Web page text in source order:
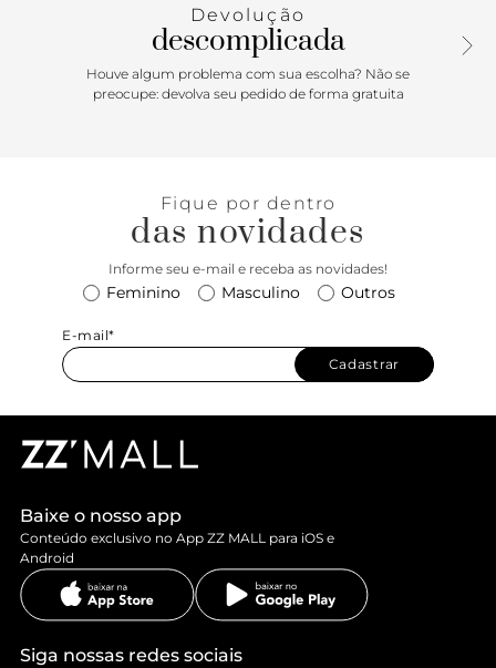
parte interna, apresenta fecho em tampo com ímã, estilo
envelope. Traz etiqueta emborrachada com assinatura
“descomplica” Anacapri, aplicada na parte interna. O
modelo traz nova assinatura exclusiva centralizada na capa
um toque de atitude no visual. Elegante e compacta, é
perfeita para te acompanhar na rotina e compor produções
para a temporada de inverno Anacapri em tons neutros. Se
joga nessa trend, miga! <3
Devolução
descomplicada
Houve algum problema com sua escolha? Não se
preocupe: devolva seu pedido de forma gratuita
Fique por dentro
das novidades
Informe seu e-mail e receba as novidades!
Feminino Masculino Outros
E-mail*
Cadastrar
Baixe o nosso app
Conteúdo exclusivo no App ZZ MALL para iOS e
Android
Siga nossas redes sociais